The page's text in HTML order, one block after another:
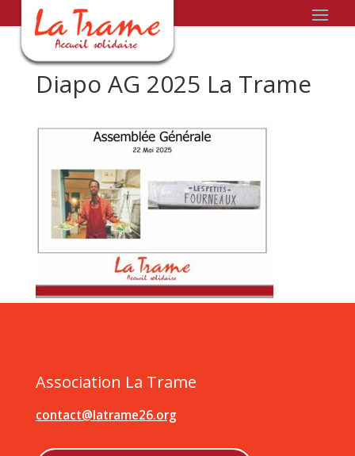
Diapo AG 2025 La Trame
Association La Trame
contact@latrame26.org